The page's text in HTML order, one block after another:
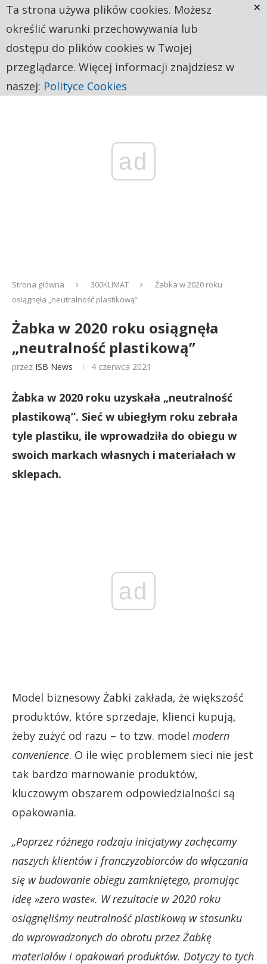
ad
Strona główna 300KLIMAT
Żabka w 2020 roku
osiągnęła „neutralność plastikową”
Żabka w 2020 roku osiągnęła
„neutralność plastikową”
przez ISB News 4 czerwca 2021
Żabka w 2020 roku uzyskała „neutralność
plastikową”. Sieć w ubiegłym roku zebrała
tyle plastiku, ile wprowadziła do obiegu w
swoich markach własnych i materiałach w
sklepach.
ad
Model biznesowy Żabki zakłada, że większość
produktów, które sprzedaje, klienci kupują,
żeby zużyć od razu – to tzw. model modern
convenience. O ile więc problemem sieci nie jest
tak bardzo marnowanie produktów,
kluczowym obszarem odpowiedzialności są
opakowania.
„Poprzez różnego rodzaju inicjatywy zachęcamy
naszych klientów i franczyzobiorców do włączania
się w budowanie obiegu zamkniętego, promując
ideę »zero waste«. W rezultacie w 2020 roku
osiągnęliśmy neutralność plastikową w stosunku
do wprowadzonych do obrotu przez Żabkę
materiałów i opakowań produktów. Dotyczy to tych
Ta strona używa plików cookies. Możesz
określić warunki przechowywania lub
dostępu do plików cookies w Twojej
przeglądarce. Więcej informacji znajdziesz w
naszej: Polityce Cookies
×